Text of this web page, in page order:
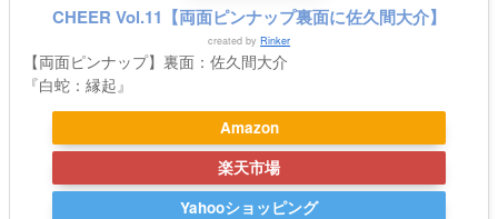
CHEER Vol.11【両面ピンナップ裏面に佐久間大介】
created by Rinker
【両面ピンナップ】裏面：佐久間大介
『白蛇：縁起』
Amazon
楽天市場
Yahooショッピング